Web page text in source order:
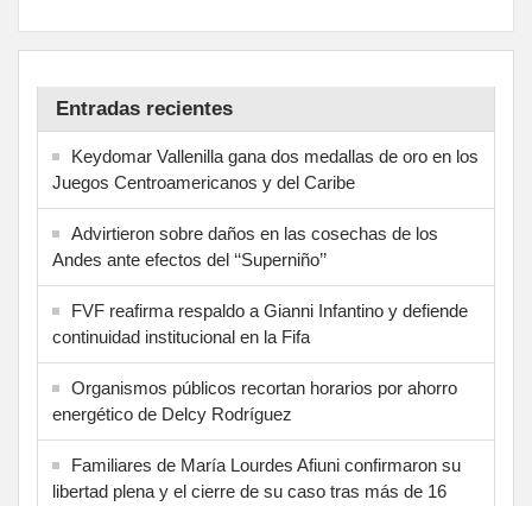
Entradas recientes
Keydomar Vallenilla gana dos medallas de oro en los
Juegos Centroamericanos y del Caribe
Advirtieron sobre daños en las cosechas de los
Andes ante efectos del ‘‘Superniño’’
FVF reafirma respaldo a Gianni Infantino y defiende
continuidad institucional en la Fifa
Organismos públicos recortan horarios por ahorro
energético de Delcy Rodríguez
Familiares de María Lourdes Afiuni confirmaron su
libertad plena y el cierre de su caso tras más de 16